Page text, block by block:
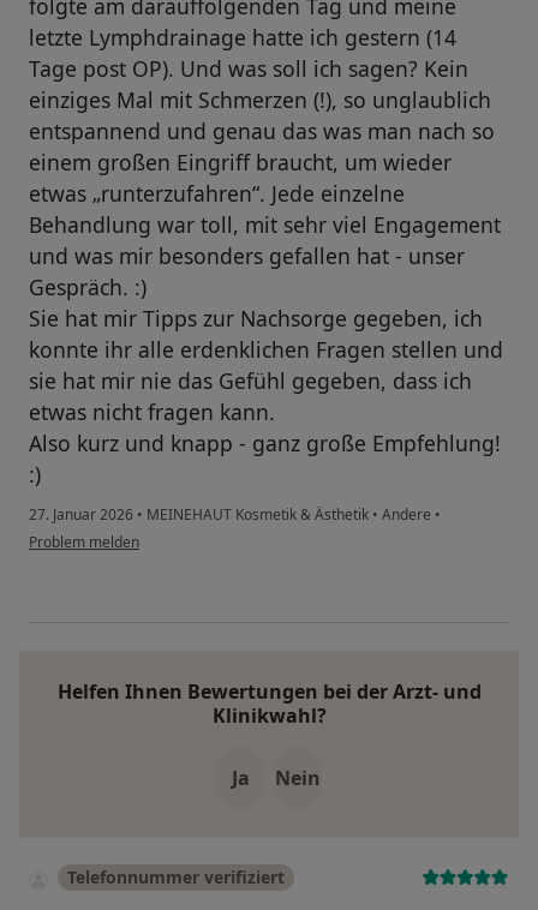
folgte am darauffolgenden Tag und meine
letzte Lymphdrainage hatte ich gestern (14
Tage post OP). Und was soll ich sagen? Kein
einziges Mal mit Schmerzen (!), so unglaublich
entspannend und genau das was man nach so
einem großen Eingriff braucht, um wieder
etwas „runterzufahren“. Jede einzelne
Behandlung war toll, mit sehr viel Engagement
und was mir besonders gefallen hat - unser
Gespräch. :)
Sie hat mir Tipps zur Nachsorge gegeben, ich
konnte ihr alle erdenklichen Fragen stellen und
sie hat mir nie das Gefühl gegeben, dass ich
etwas nicht fragen kann.
Also kurz und knapp - ganz große Empfehlung!
:)
27. Januar 2026 • MEINEHAUT Kosmetik & Ästhetik • Andere •
Problem melden
Helfen Ihnen Bewertungen bei der Arzt- und
Klinikwahl?
Ja Nein
Telefonnummer verifiziert